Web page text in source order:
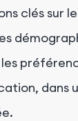
clés sur
dans